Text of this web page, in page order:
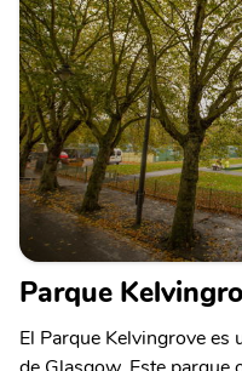
Parque
El Parque Kelvingrove es